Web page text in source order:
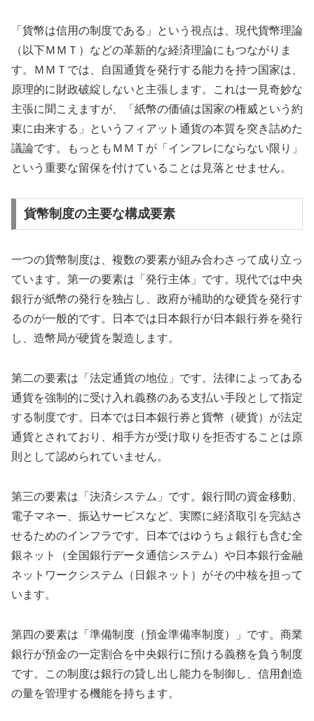
「貨幣は信用の制度である」という視点は、現代貨幣理論
（以下ＭＭＴ）などの革新的な経済理論にもつながりま
す。ＭＭＴでは、自国通貨を発行する能力を持つ国家は、
原理的に財政破綻しないと主張します。これは一見奇妙な
主張に聞こえますが、「紙幣の価値は国家の権威という約
束に由来する」というフィアット通貨の本質を突き詰めた
議論です。もっともＭＭＴが「インフレにならない限り」
という重要な留保を付けていることは見落とせません。
貨幣制度の主要な構成要素
一つの貨幣制度は、複数の要素が組み合わさって成り立っ
ています。第一の要素は「発行主体」です。現代では中央
銀行が紙幣の発行を独占し、政府が補助的な硬貨を発行す
るのが一般的です。日本では日本銀行が日本銀行券を発行
し、造幣局が硬貨を製造します。
第二の要素は「法定通貨の地位」です。法律によってある
通貨を強制的に受け入れ義務のある支払い手段として指定
する制度です。日本では日本銀行券と貨幣（硬貨）が法定
通貨とされており、相手方が受け取りを拒否することは原
則として認められていません。
第三の要素は「決済システム」です。銀行間の資金移動、
電子マネー、振込サービスなど、実際に経済取引を完結さ
せるためのインフラです。日本ではゆうちょ銀行も含む全
銀ネット（全国銀行データ通信システム）や日本銀行金融
ネットワークシステム（日銀ネット）がその中核を担って
います。
第四の要素は「準備制度（預金準備率制度）」です。商業
銀行が預金の一定割合を中央銀行に預ける義務を負う制度
です。この制度は銀行の貸し出し能力を制御し、信用創造
の量を管理する機能を持ちます。